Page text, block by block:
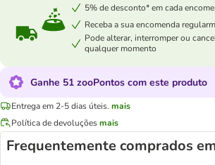
5% de desconto* em cada
Receba a sua encomenda
Pode alterar, interromper ou
qualquer momento
Ganhe 51 zooPontos com este produto
Entrega em 2-5 dias úteis. mais
Política de devoluçõesmais
Frequentemente comprados